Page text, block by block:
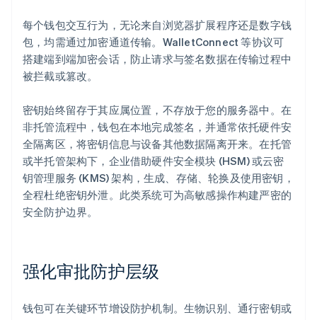
每个钱包交互行为，无论来自浏览器扩展程序还是数字钱
包，均需通过加密通道传输。WalletConnect 等协议可
搭建端到端加密会话，防止请求与签名数据在传输过程中
被拦截或篡改。
密钥始终留存于其应属位置，不存放于您的服务器中。在
非托管流程中，钱包在本地完成签名，并通常依托硬件安
全隔离区，将密钥信息与设备其他数据隔离开来。在托管
或半托管架构下，企业借助硬件安全模块 (HSM) 或云密
钥管理服务 (KMS) 架构，生成、存储、轮换及使用密钥，
全程杜绝密钥外泄。此类系统可为高敏感操作构建严密的
安全防护边界。
强化审批防护层级
钱包可在关键环节增设防护机制。生物识别、通行密钥或